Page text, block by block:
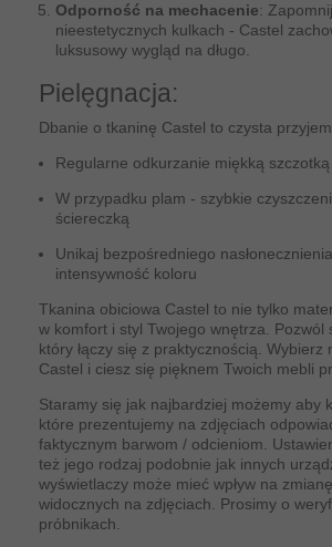
Odporność na mechacenie:
nieestetycznych kulkach - Castel
luksusowy wygląd na długo.
Pielęgnacja:
Dbanie o tkaninę Castel to czysta
Regularne odkurzanie miękką szczotką
W przypadku plam - szybkie
ściereczką
Unikaj bezpośredniego
intensywność koloru
Tkanina obiciowa Castel to nie tylko
w komfort i styl Twojego wnętrza. Pozwól
który łączy się z praktycznością. Wybierz
Castel i ciesz się pięknem Twoich mebli
Staramy się jak najbardziej możemy aby
które prezentujemy na zdjęciach
faktycznym barwom / odcieniom.
też jego rodzaj podobnie jak innych
wyświetlaczy może mieć wpływ na
widocznych na zdjęciach. Prosimy o
próbnikach.